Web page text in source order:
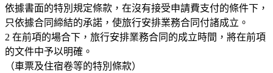
依據書面的特別規定條款，在沒有接受申請費支付的條件下，
只依據合同締結的承諾，使旅行安排業務合同付諸成立。
2 在前項的場合下，旅行安排業務合同的成立時間，將在前項
的文件中予以明確。
（車票及住宿卷等的特別條款）